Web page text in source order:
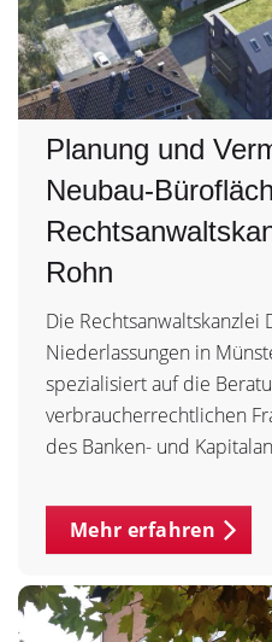
Planung und
Neubau-
Rohn
Die Rechtsanwaltskanzlei
Niederlassungen in
spezialisiert auf die
verbraucherrechtlichen
des Banken- und
Mehr erfahren